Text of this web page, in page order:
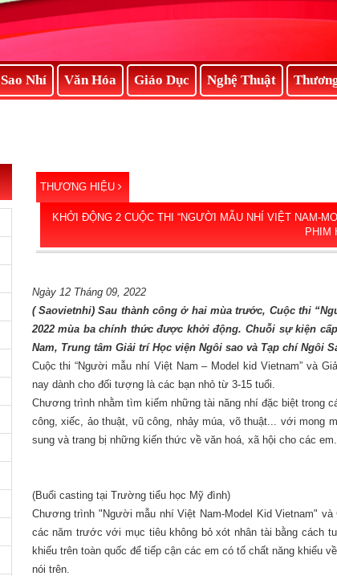
Sao Nhí Văn Hóa Giáo Dục Nghệ Thuật
THƯƠNG HIỆU
KHỞI ĐỘNG 2 CUỘC THI “NGƯỜI MẪU NHÍ VIỆT NAM-
PHIM
Ngày 12 Tháng 09, 2022
( Saovietnhi) Sau thành công ở hai mùa trước, Cuộc thi
2022 mùa ba chính thức được khởi động. Chuỗi sự kiện
Nam, Trung tâm Giải trí Học viện Ngôi sao và Tạp chí Ngôi
Cuộc thi “Người mẫu nhí Việt Nam – Model kid Vietnam” và
nay dành cho đối tượng là các bạn nhỏ từ 3-15 tuổi.
Chương trình nhằm tìm kiếm những tài năng nhí đặc biệt trong
công, xiếc, ảo thuật, vũ công, nhảy múa, võ thuật... với mong
sung và trang bị những kiến thức về văn hoá, xã hội cho các em.
(Buổi casting tại Trường tiểu học Mỹ đình)
Chương trình "Người mẫu nhí Việt Nam-Model Kid Vietnam"
các năm trước với mục tiêu không bỏ xót nhân tài bằng cách
khiếu trên toàn quốc để tiếp cận các em có tố chất năng khiếu
nói trên.